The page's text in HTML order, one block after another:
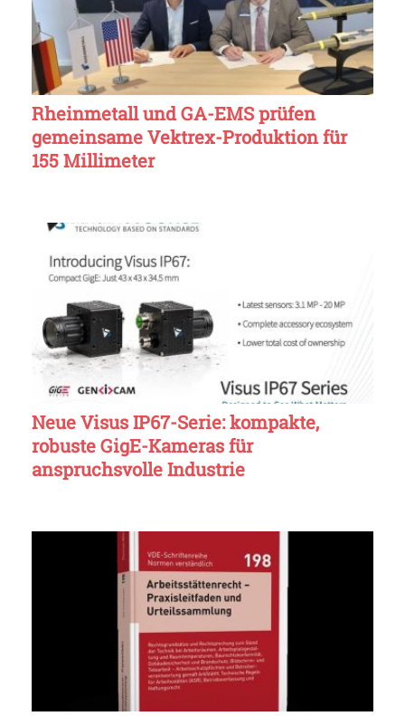
Rheinmetall und GA-EMS prüfen
gemeinsame Vektrex-Produktion für
155 Millimeter
Neue Visus IP67-Serie: kompakte,
robuste GigE-Kameras für
anspruchsvolle Industrie